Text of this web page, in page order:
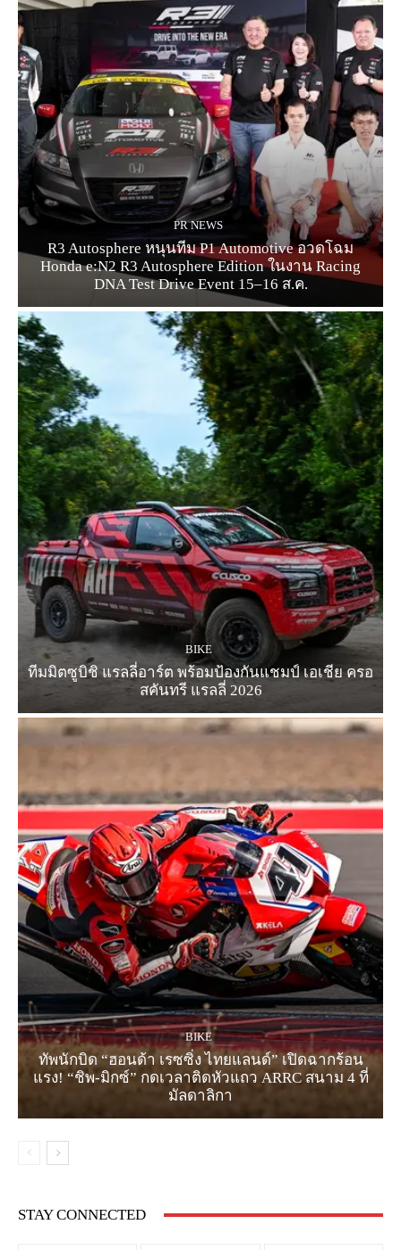
PR NEWS
R3 Autosphere หนุนทีม P1 Automotive อวดโฉม
Honda e:N2 R3 Autosphere Edition ในงาน Racing
DNA Test Drive Event 15–16 ส.ค.
BIKE
ทีมมิตซูบิชิ แรลลี่อาร์ต พร้อมป้องกันแชมป์ เอเชีย ครอ
สคันทรี แรลลี่ 2026
BIKE
ทัพนักบิด “ฮอนด้า เรซซิ่ง ไทยแลนด์” เปิดฉากร้อน
แรง! “ชิพ-มิกซ์” กดเวลาติดหัวแถว ARRC สนาม 4 ที่
มัลดาลิกา
STAY CONNECTED